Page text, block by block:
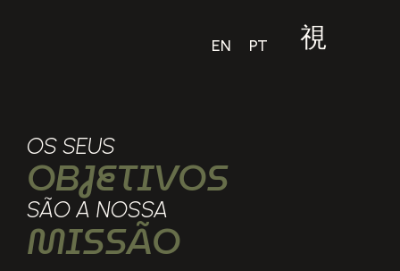
EN PT
OS SEUS
OBJETIVOS
SÃO A NOSSA
MISSÃO